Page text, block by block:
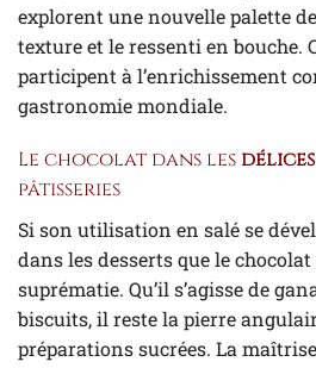
explorent une nouvelle palette
texture et le ressenti en bouche.
participent à l’enrichissement
gastronomie mondiale.
Le chocolat dans les
pâtisseries
Si son utilisation en salé se
dans les desserts que le chocolat
suprématie. Qu’il s’agisse de
biscuits, il reste la pierre
préparations sucrées. La